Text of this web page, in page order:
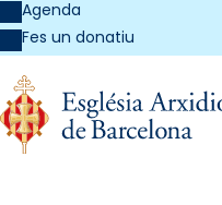
Agenda
Fes un donatiu